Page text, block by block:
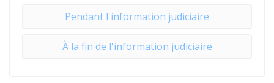
Pendant l'information judiciaire
À la fin de l'information judiciaire